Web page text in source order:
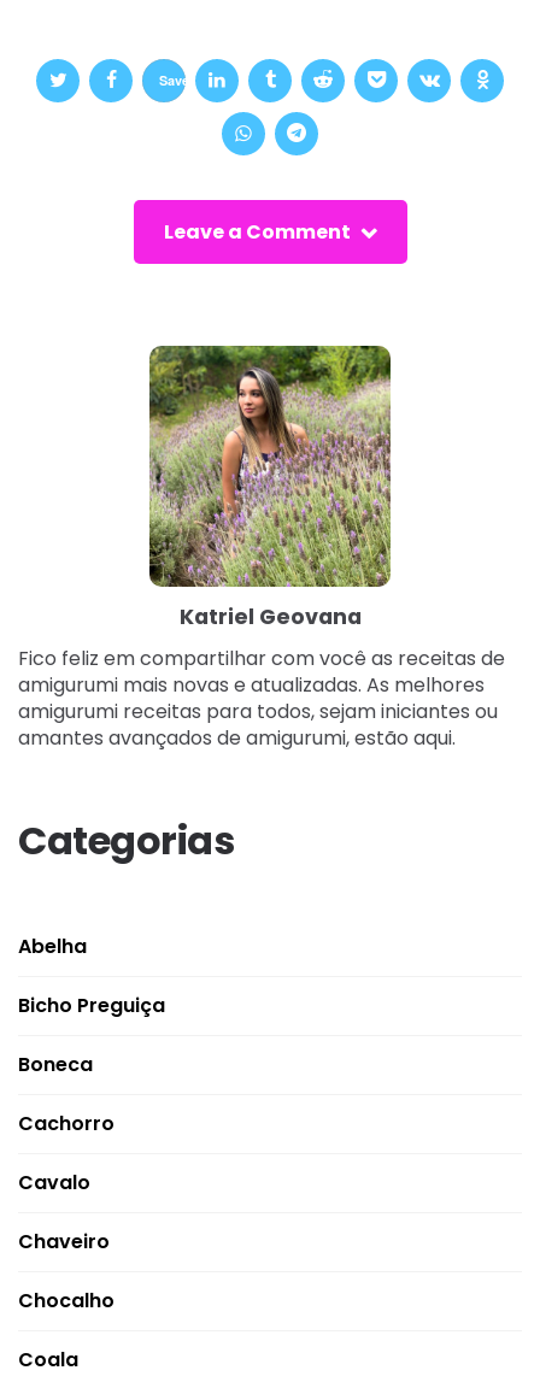
Save
Leave a Comment
Katriel Geovana
Fico feliz em compartilhar com você as receitas de
amigurumi mais novas e atualizadas. As melhores
amigurumi receitas para todos, sejam iniciantes ou
amantes avançados de amigurumi, estão aqui.
Categorias
Abelha
Bicho Preguiça
Boneca
Cachorro
Cavalo
Chaveiro
Chocalho
Coala